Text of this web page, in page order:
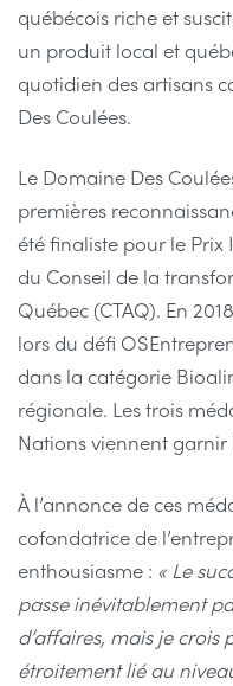
québécois riche et
un produit local et
quotidien des artisans
Des Coulées.
Le Domaine Des
premières
été finaliste pour le
du Conseil de la
Québec (CTAQ). En
lors du défi
dans la catégorie
régionale. Les trois
Nations viennent garnir
À l’annonce de ces
cofondatrice de
enthousiasme : « Le
passe inévitablement
d’affaires, mais je crois
étroitement lié au